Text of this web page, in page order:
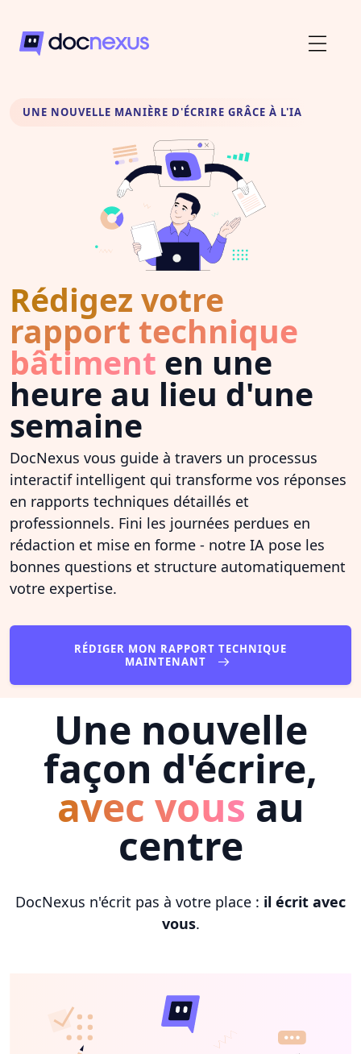
UNE NOUVELLE MANIÈRE D'ÉCRIRE GRÂCE À L'IA
Rédigez votre
rapport technique
bâtiment en une
heure au lieu d'une
semaine
DocNexus vous guide à travers un processus
interactif intelligent qui transforme vos réponses
en rapports techniques détaillés et
professionnels. Fini les journées perdues en
rédaction et mise en forme - notre IA pose les
bonnes questions et structure automatiquement
votre expertise.
RÉDIGER MON RAPPORT TECHNIQUE
MAINTENANT
Une nouvelle
façon d'écrire,
avec vous au
centre
DocNexus n'écrit pas à votre place : il écrit avec
vous.